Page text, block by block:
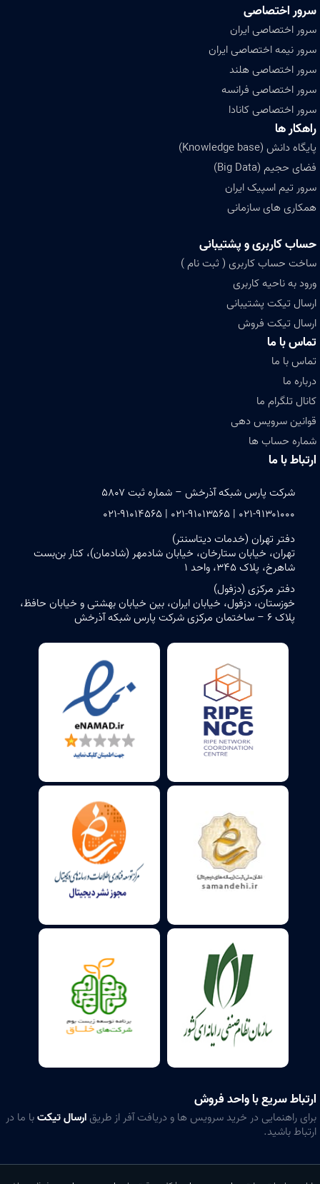
سرور اختصاصی
سرور اختصاصی ایران
سرور نیمه اختصاصی ایران
سرور اختصاصی هلند
سرور اختصاصی فرانسه
سرور اختصاصی کانادا
راهکار ها
پایگاه دانش (Knowledge base)
فضای حجیم (Big Data)
سرور تیم اسپیک ایران
همکاری های سازمانی
حساب کاربری و پشتیبانی
ساخت حساب کاربری ( ثبت نام )
ورود به ناحیه کاربری
ارسال تیکت پشتیبانی
ارسال تیکت فروش
تماس با ما
تماس با ما
درباره ما
کانال تلگرام ما
قوانین سرویس دهی
شماره حساب ها
ارتباط با ما
شرکت پارس شبکه آذرخش – شماره ثبت ۵۸۰۷
۰۲۱-۹۱۳۰۱۰۰۰ | ۰۲۱-۹۱۰۱۳۵۶۵ | ۰۲۱-۹۱۰۱۴۵۶۵
دفتر تهران (خدمات دیتاسنتر)
تهران، خیابان ستارخان، خیابان شادمهر (شادمان)، کنار بن‌بست
شاهرخ، پلاک ۳۴۵، واحد ۱
دفتر مرکزی (دزفول)
خوزستان، دزفول، خیابان ایران، بین خیابان بهشتی و خیابان حافظ،
پلاک ۶ – ساختمان مرکزی شرکت پارس شبکه آذرخش
ارتباط سریع با واحد فروش
برای راهنمایی در خرید سرویس ها و دریافت آفر از طریق ارسال تیکتبا ما در
ارتباط باشید.